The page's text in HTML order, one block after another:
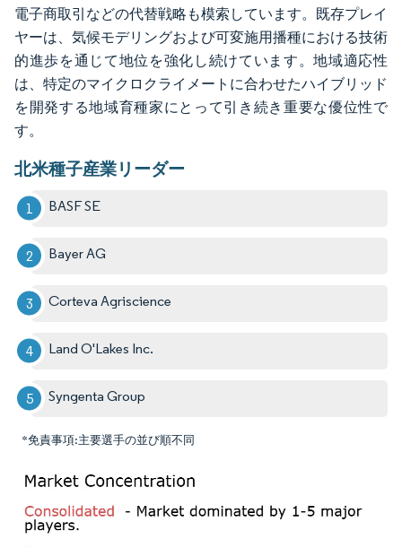
電子商取引などの代替戦略も模索しています。既存プレイ
ヤーは、気候モデリングおよび可変施用播種における技術
的進歩を通じて地位を強化し続けています。地域適応性
は、特定のマイクロクライメートに合わせたハイブリッド
を開発する地域育種家にとって引き続き重要な優位性で
す。
北米種子産業リーダー
BASF SE
Bayer AG
Corteva Agriscience
Land O'Lakes Inc.
Syngenta Group
*免責事項:主要選手の並び順不同